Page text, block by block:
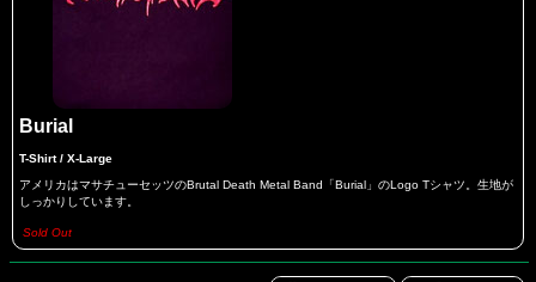
Burial
T-Shirt / X-Large
アメリカはマサチューセッツのBrutal Death Metal Band「Burial」のLogo Tシャツ。生地が
しっかりしています。
Sold Out